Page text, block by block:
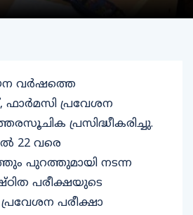
വർഷത്തെ
ഫാർമസി പ്രവേശന
പ്രസിദ്ധീകരിച്ചു.
22 വരെ
പുറത്തുമായി നടന്ന
പരീക്ഷയുടെ
പരീക്ഷാ